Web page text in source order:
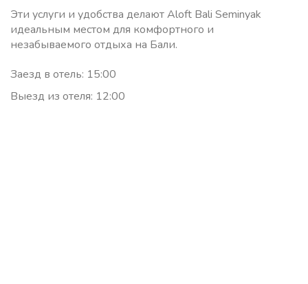
Эти услуги и удобства делают Aloft Bali Seminyak
идеальным местом для комфортного и
незабываемого отдыха на Бали.
Заезд в отель: 15:00
Выезд из отеля: 12:00